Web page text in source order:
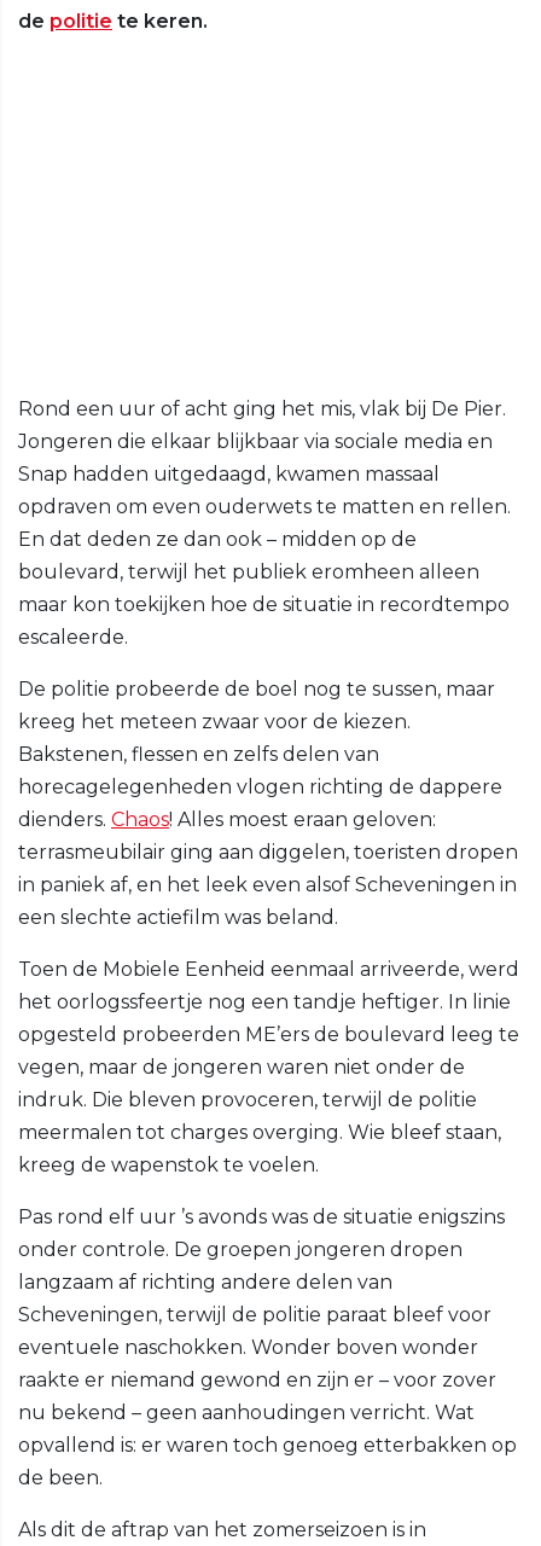
de politie te keren.
Rond een uur of acht ging het mis, vlak bij De Pier.
Jongeren die elkaar blijkbaar via sociale media en
Snap hadden uitgedaagd, kwamen massaal
opdraven om even ouderwets te matten en rellen.
En dat deden ze dan ook – midden op de
boulevard, terwijl het publiek eromheen alleen
maar kon toekijken hoe de situatie in recordtempo
escaleerde.
De politie probeerde de boel nog te sussen, maar
kreeg het meteen zwaar voor de kiezen.
Bakstenen, flessen en zelfs delen van
horecagelegenheden vlogen richting de dappere
dienders. Chaos! Alles moest eraan geloven:
terrasmeubilair ging aan diggelen, toeristen dropen
in paniek af, en het leek even alsof Scheveningen in
een slechte actiefilm was beland.
Toen de Mobiele Eenheid eenmaal arriveerde, werd
het oorlogssfeertje nog een tandje heftiger. In linie
opgesteld probeerden ME’ers de boulevard leeg te
vegen, maar de jongeren waren niet onder de
indruk. Die bleven provoceren, terwijl de politie
meermalen tot charges overging. Wie bleef staan,
kreeg de wapenstok te voelen.
Pas rond elf uur ’s avonds was de situatie enigszins
onder controle. De groepen jongeren dropen
langzaam af richting andere delen van
Scheveningen, terwijl de politie paraat bleef voor
eventuele naschokken. Wonder boven wonder
raakte er niemand gewond en zijn er – voor zover
nu bekend – geen aanhoudingen verricht. Wat
opvallend is: er waren toch genoeg etterbakken op
de been.
Als dit de aftrap van het zomerseizoen is in